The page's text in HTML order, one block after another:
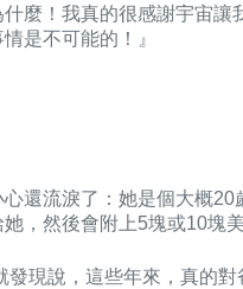
麼！我真的很感謝宇宙
是不可能的！』
還流淚了：她是個大概
，然後會附上5塊或10塊
現說，這些年來，真的